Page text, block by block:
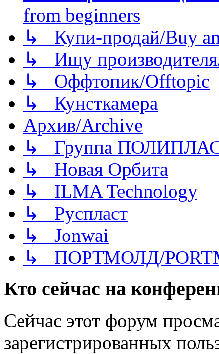
from beginners
↳ Купи-продай/Buy
↳ Ищу
↳ Оффтопик/Offtopic
↳ Кунсткамера
Архив/Archive
↳ Группа
↳ Новая Орбита
↳ ILMA Technology
↳ Руспласт
↳ Jonwai
↳ ПОРТМОЛД/
Кто сейчас на
Сейчас этот форум
зарегистрированных